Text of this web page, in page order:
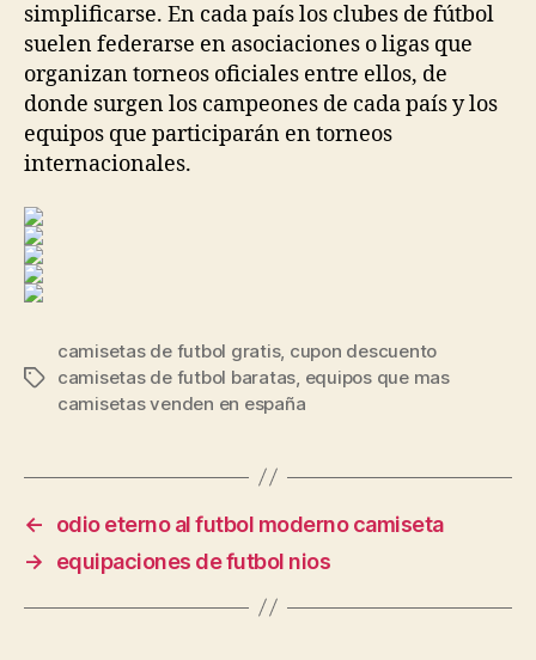
simplificarse. En cada país los clubes de fútbol
suelen federarse en asociaciones o ligas que
organizan torneos oficiales entre ellos, de
donde surgen los campeones de cada país y los
equipos que participarán en torneos
internacionales.
Etiquetas
camisetas de futbol gratis, cupon descuento
camisetas de futbol baratas equipos que mas
camisetas venden en españa
←
odio eterno al futbol moderno camiseta
→
equipaciones de futbol nios